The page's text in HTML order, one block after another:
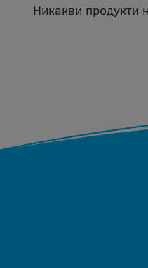
Никакви продукти